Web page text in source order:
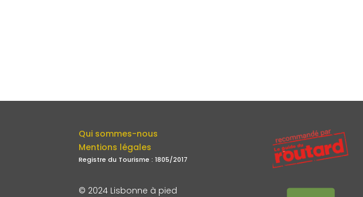
Qui sommes-nous
Mentions légales
Registre du Tourisme : 1805/2017
© 2024 Lisbonne à pied